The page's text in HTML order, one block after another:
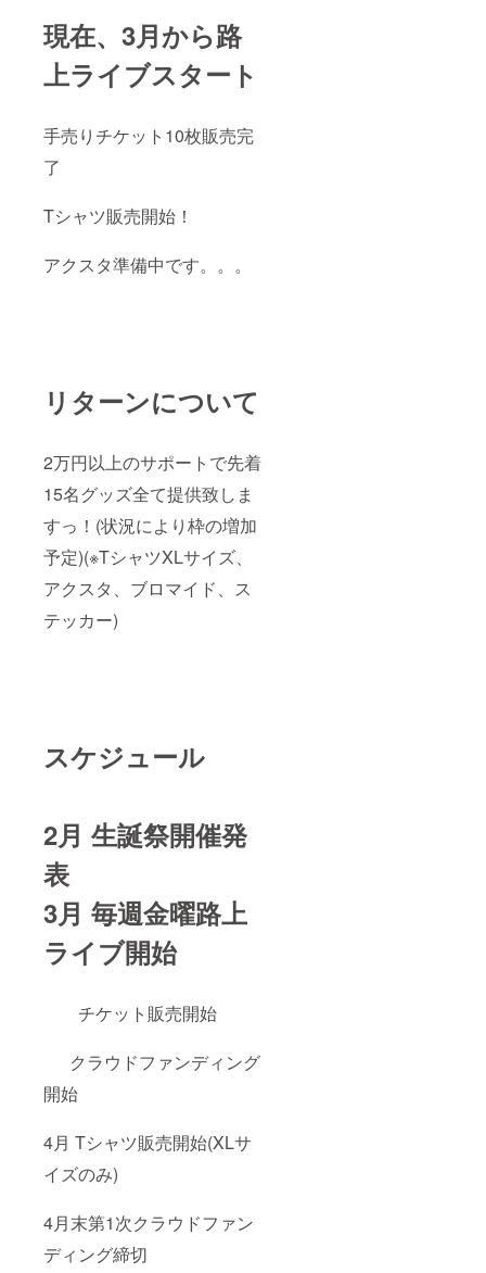
現在、3月から路
上ライブスタート
手売りチケット10枚販売完
了
Tシャツ販売開始！
アクスタ準備中です。。。
リターンについて
2万円以上のサポートで先着
15名グッズ全て提供致しま
すっ！(状況により枠の増加
予定)(※TシャツXLサイズ、
アクスタ、ブロマイド、ス
テッカー)
スケジュール
2月 生誕祭開催発
表
3月 毎週金曜路上
ライブ開始
チケット販売開始
クラウドファンディング
開始
4月 Tシャツ販売開始(XLサ
イズのみ)
4月末第1次クラウドファン
ディング締切